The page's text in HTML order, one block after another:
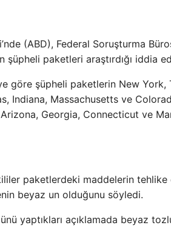
(ABD), Federal Soruşturma
paketleri araştırdığı iddia
göre şüpheli paketlerin New York,
Indiana, Massachusetts ve
Georgia, Connecticut ve
paketlerdeki maddelerin tehlike
beyaz un olduğunu söyledi.
yaptıkları açıklamada beyaz